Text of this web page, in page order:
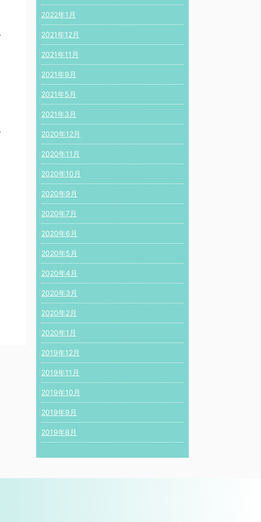
2022年1月
2021年12月
2021年11月
2021年9月
2021年5月
2021年3月
2020年12月
2020年11月
2020年10月
2020年9月
2020年7月
2020年6月
2020年5月
2020年4月
2020年3月
2020年2月
2020年1月
2019年12月
2019年11月
2019年10月
2019年9月
2019年8月